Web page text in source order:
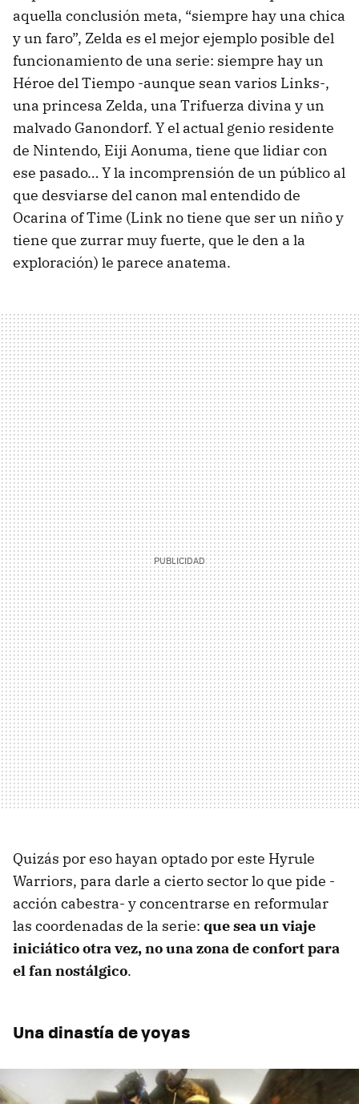
aquella conclusión meta, “siempre hay una chica
y un faro”, Zelda es el mejor ejemplo posible del
funcionamiento de una serie: siempre hay un
Héroe del Tiempo -aunque sean varios Links-,
una princesa Zelda, una Trifuerza divina y un
malvado Ganondorf. Y el actual genio residente
de Nintendo, Eiji Aonuma, tiene que lidiar con
ese pasado… Y la incomprensión de un público al
que desviarse del canon mal entendido de
Ocarina of Time (Link no tiene que ser un niño y
tiene que zurrar muy fuerte, que le den a la
exploración) le parece anatema.
Quizás por eso hayan optado por este Hyrule
Warriors, para darle a cierto sector lo que pide -
acción cabestra- y concentrarse en reformular
las coordenadas de la serie: que sea un viaje
iniciático otra vez, no una zona de confort para
el fan nostálgico.
Una dinastía de yoyas